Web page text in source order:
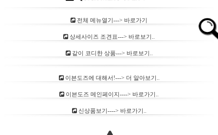
전체 메뉴열기---> 바로가기
상세사이즈 조견표---> 바로보기..
같이 코디한 상품---> 바로보기..
이븐도즈에 대해서!---> 더 알아보기..
이븐도즈 메인페이지----> 바로가기..
신상품보기----> 바로가기..